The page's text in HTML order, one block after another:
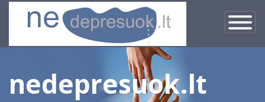
Įjungti
×
nedepresuok.lt